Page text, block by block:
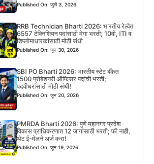
Published On: जुलै 3, 2026
RRB Technician Bharti 2026: भारतीय रेल्वेत
6557 टेक्निशियन पदांसाठी मेगा भरती; 10वी, ITI व
डिप्लोमाधारकांसाठी मोठी संधी
Published On: जून 30, 2026
SBI PO Bharti 2026: भारतीय स्टेट बँकेत
1500 प्रोबेशनरी ऑफिसर पदांची भरती;
पदवीधरांसाठी मोठी संधी!
Published On: जून 20, 2026
PMRDA Bharti 2026: पुणे महानगर प्रदेश
विकास प्राधिकरणात 12 जागांसाठी भरती; फी नाही,
थेट ई-मेलने अर्ज करा!
Published On: जून 19, 2026